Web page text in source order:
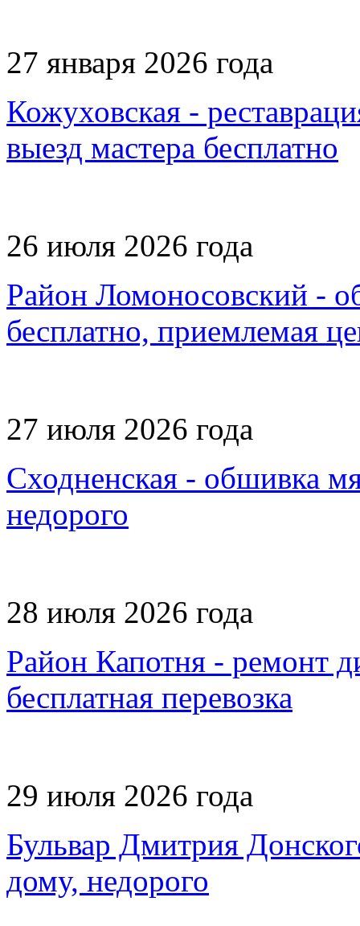
27 января 2026 года
Кожуховская -
выезд мастера бесплатно
26 июля 2026 года
Район Ломоносовский -
бесплатно, приемлемая
27 июля 2026 года
Сходненская - обшивка
недорого
28 июля 2026 года
Район Капотня - ремонт
бесплатная перевозка
29 июля 2026 года
Бульвар Дмитрия
дому, недорого